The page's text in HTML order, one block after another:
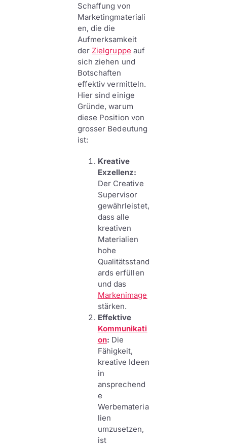
Schaffung von
Marketingmateriali
en, die die
Aufmerksamkeit
der Zielgruppe auf
sich ziehen und
Botschaften
effektiv vermitteln.
Hier sind einige
Gründe, warum
diese Position von
grosser Bedeutung
ist:
Kreative
Exzellenz:
Der Creative
Supervisor
gewährleistet,
dass alle
kreativen
Materialien
hohe
Qualitätsstand
ards erfüllen
und das
Markenimage
stärken.
Effektive
Kommunikati
on: Die
Fähigkeit,
kreative Ideen
in
ansprechend
e
Werbemateria
lien
umzusetzen,
ist